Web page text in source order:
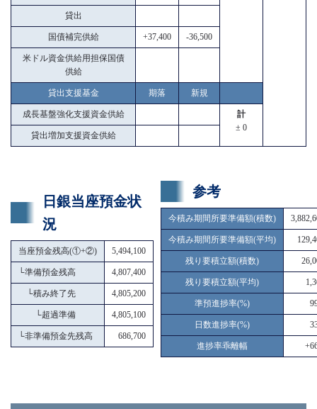
貸出
国債補完供給 +37,400 -36,500
米ドル資金供給用担保国債
供給
貸出支援基金 期落 新規
成長基盤強化支援資金供給
計
± 0
貸出増加支援資金供給
日銀当座預金状
況
当座預金残高(①+②) 5,494,100
└準備預金残高 4,807,400
└積み終了先 4,805,200
└超過準備 4,805,100
└非準備預金先残高 686,700
参考
今積み期間所要準備額(積数)
今積み期間所要準備額(平均)
残り要積立額(積数)
残り要積立額(平均)
準預進捗率(%)
日数進捗率(%)
進捗率乖離幅